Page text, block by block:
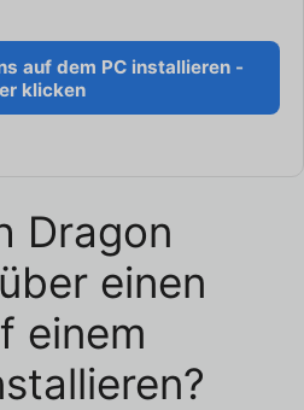
auf dem PC installieren -
klicken
Dragon
einen
einem